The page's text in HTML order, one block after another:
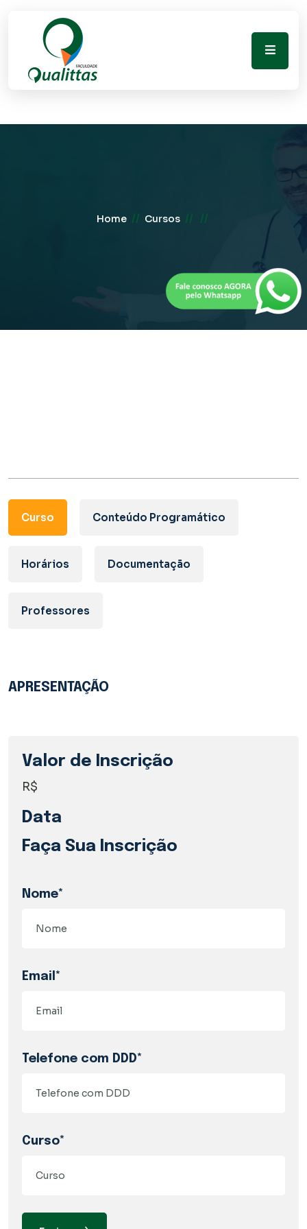
Home // Cursos // //
Curso Conteúdo Programático
Horários Documentação
Professores
APRESENTAÇÃO
Valor de Inscrição
R$
Data
Faça Sua Inscrição
Nome*
Email*
Telefone com DDD*
Curso*